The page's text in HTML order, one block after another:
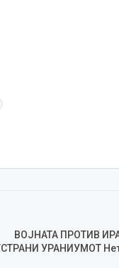
ВОЈНАТА ПРОТИВ
УРАНИУМОТ